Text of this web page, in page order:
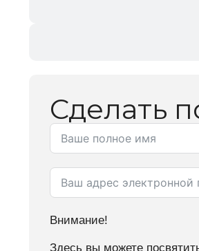
Сделать
Внимание!
Здесь вы можете